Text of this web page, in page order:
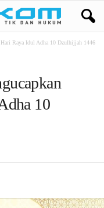
Hari Raya Idul Adha 10 Dzulhijjah 1446
10